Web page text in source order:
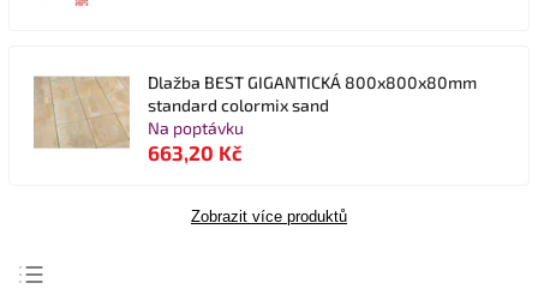
Dlažba BEST GIGANTICKÁ 800x800x80mm
standard colormix sand
Na poptávku
663,20 Kč
Zobrazit více produktů